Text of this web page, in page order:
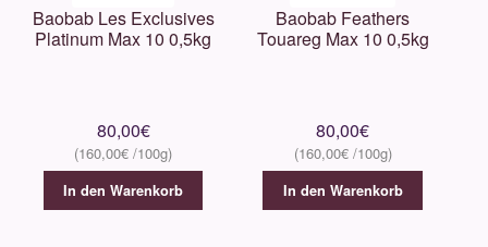
Baobab Les Exclusives
Platinum Max 10 0,5kg
80,00€
160,00€
In den Warenkorb
Baobab Feathers
Touareg Max 10 0,5kg
80,00€
160,00€
In den Warenkorb